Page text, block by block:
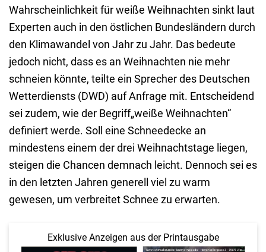
Wahrscheinlichkeit für weiße Weihnachten sinkt laut
Experten auch in den östlichen Bundesländern durch
den Klimawandel von Jahr zu Jahr. Das bedeute
jedoch nicht, dass es an Weihnachten nie mehr
schneien könnte, teilte ein Sprecher des Deutschen
Wetterdiensts (DWD) auf Anfrage mit. Entscheidend
sei zudem, wie der Begriff„weiße Weihnachten“
definiert werde. Soll eine Schneedecke an
mindestens einem der drei Weihnachtstage liegen,
steigen die Chancen demnach leicht. Dennoch sei es
in den letzten Jahren generell viel zu warm
gewesen, um verbreitet Schnee zu erwarten.
Exklusive Anzeigen aus der Printausgabe